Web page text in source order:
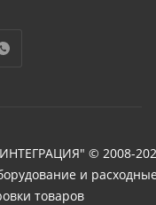
© 2008-
и
товаров